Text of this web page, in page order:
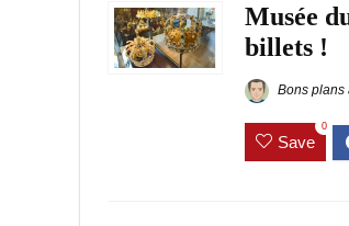
Musée
billets !
Bons plans
Save
0